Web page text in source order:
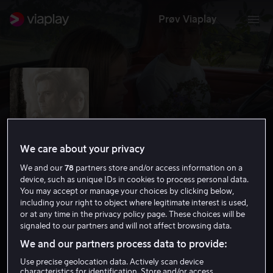
Prøv Viaplay
American Pastoral
Drama 1 t 43 min
We care about your privacy
We and our78 partners store and/or access information on a
device, such as unique IDs in cookies to process personal data.
You may accept or manage your choices by clicking below,
including your right to object where legitimate interest is used,
or at any time in the privacy policy page. These choices will be
signaled to our partners and will not affect browsing data.
We and our partners process data to provide:
Use precise geolocation data. Actively scan device
characteristics for identification. Store and/or access